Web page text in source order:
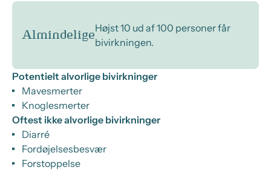
Almindelige
Højst 10 ud af 100 personer får
bivirkningen.
Potentielt alvorlige bivirkninger
Mavesmerter
Knoglesmerter
Oftest ikke alvorlige bivirkninger
Diarré
Fordøjelsesbesvær
Forstoppelse